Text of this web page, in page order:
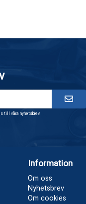
till våra nyhetsbrev.
Information
Om oss
Nyhetsbrev
Om cookies